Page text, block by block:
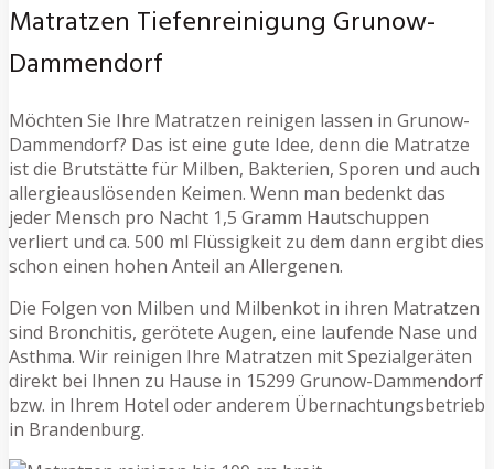
Matratzen Tiefenreinigung Grunow-
Dammendorf
Möchten Sie Ihre Matratzen reinigen lassen in Grunow-
Dammendorf? Das ist eine gute Idee, denn die Matratze
ist die Brutstätte für Milben, Bakterien, Sporen und auch
allergieauslösenden Keimen. Wenn man bedenkt das
jeder Mensch pro Nacht 1,5 Gramm Hautschuppen
verliert und ca. 500 ml Flüssigkeit zu dem dann ergibt dies
schon einen hohen Anteil an Allergenen.
Die Folgen von Milben und Milbenkot in ihren Matratzen
sind Bronchitis, gerötete Augen, eine laufende Nase und
Asthma. Wir reinigen Ihre Matratzen mit Spezialgeräten
direkt bei Ihnen zu Hause in 15299 Grunow-Dammendorf
bzw. in Ihrem Hotel oder anderem Übernachtungsbetrieb
in Brandenburg.